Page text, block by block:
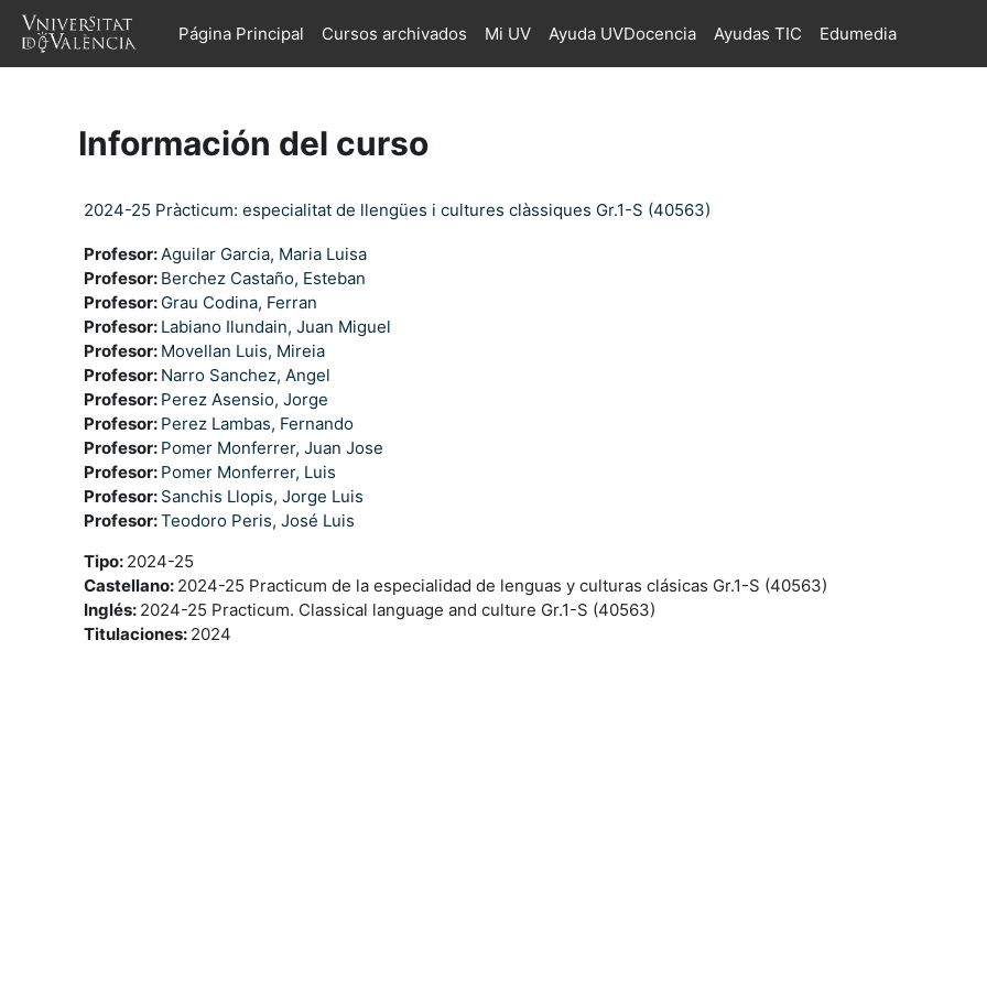
Salta al contenido principal
Página Principal
Cursos archivados Mi UV Ayuda UVDocencia Ayudas TIC Edumedia
Información del curso
2024-25 Pràcticum: especialitat de llengües i cultures clàssiques Gr.1-S (40563)
Profesor:Aguilar Garcia, Maria Luisa
Profesor: Berchez Castaño, Esteban
Profesor: Grau Codina, Ferran
Profesor: Labiano Ilundain, Juan Miguel
Profesor: Movellan Luis, Mireia
Profesor: Narro Sanchez, Angel
Profesor: Perez Asensio, Jorge
Profesor: Perez Lambas, Fernando
Profesor: Pomer Monferrer, Juan Jose
Profesor: Pomer Monferrer, Luis
Profesor: Sanchis Llopis, Jorge Luis
Profesor:Teodoro Peris, José Luis
Tipo: 2024-25
Castellano: 2024-25 Practicum de la especialidad de lenguas y culturas clásicas Gr.1-S (40563)
Inglés: 2024-25 Practicum. Classical language and culture Gr.1-S (40563)
Titulaciones: 2024